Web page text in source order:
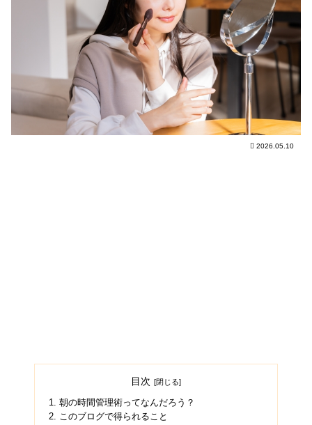
2026.05.10
目次
朝の時間管理術ってなんだろう？
このブログで得られること